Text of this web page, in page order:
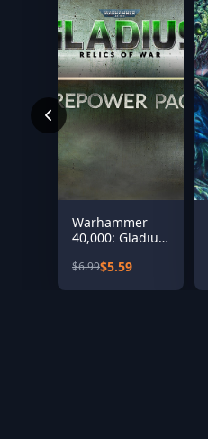
Warhammer
40,000: Gladius
Pack
$6.99$5.59